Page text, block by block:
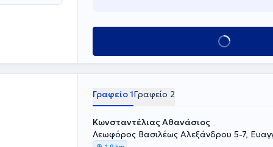
Κλείσε ραντεβού
Γραφείο 1Γραφείο 2
Κωνσταντέλιας Αθανάσιος
Λεωφόρος Βασιλέως Αλεξάνδρου 5-7,